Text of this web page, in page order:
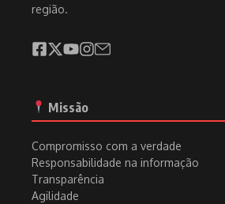
região.
Missão
Compromisso com a verdade
Responsabilidade na informação
Transparência
Agilidade